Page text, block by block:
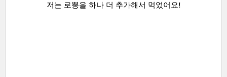
저는 로뽕을 하나 더 추가해서 먹었어요!